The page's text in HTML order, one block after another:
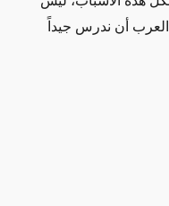
العرب أن ندرس جيداً